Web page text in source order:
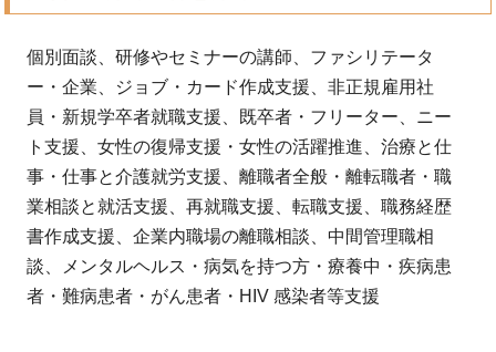
個別面談、研修やセミナーの講師、ファシリテータ
ー・企業、ジョブ・カード作成支援、非正規雇用社
員・新規学卒者就職支援、既卒者・フリーター、ニー
ト支援、女性の復帰支援・女性の活躍推進、治療と仕
事・仕事と介護就労支援、離職者全般・離転職者・職
業相談と就活支援、再就職支援、転職支援、職務経歴
書作成支援、企業内職場の離職相談、中間管理職相
談、メンタルヘルス・病気を持つ方・療養中・疾病患
者・難病患者・がん患者・HIV 感染者等支援